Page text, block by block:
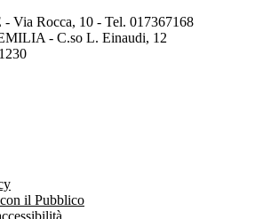
Via Rocca, 10 - Tel. 017367168
- C.so L. Einaudi, 12
il Pubblico